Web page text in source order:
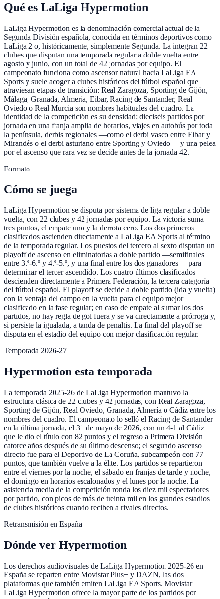
Qué es LaLiga Hypermotion
LaLiga Hypermotion es la denominación comercial actual de la
Segunda División española, conocida en términos deportivos como
LaLiga 2 o, históricamente, simplemente Segunda. La integran 22
clubes que disputan una temporada regular a doble vuelta entre
agosto y junio, con un total de 42 jornadas por equipo. El
campeonato funciona como ascensor natural hacia LaLiga EA
Sports y suele acoger a clubes históricos del fútbol español que
atraviesan etapas de transición: Real Zaragoza, Sporting de Gijón,
Málaga, Granada, Almería, Eibar, Racing de Santander, Real
Oviedo o Real Murcia son nombres habituales del cuadro. La
identidad de la competición es su densidad: dieciséis partidos por
jornada en una franja amplia de horarios, viajes en autobús por toda
la península, derbis regionales —como el derbi vasco entre Eibar y
Mirandés o el derbi asturiano entre Sporting y Oviedo— y una pelea
por el ascenso que rara vez se decide antes de la jornada 42.
Formato
Cómo se juega
LaLiga Hypermotion se disputa por sistema de liga regular a doble
vuelta, con 22 clubes y 42 jornadas por equipo. La victoria suma
tres puntos, el empate uno y la derrota cero. Los dos primeros
clasificados ascienden directamente a LaLiga EA Sports al término
de la temporada regular. Los puestos del tercero al sexto disputan un
playoff de ascenso en eliminatorias a doble partido —semifinales
entre 3.º-6.º y 4.º-5.º, y una final entre los dos ganadores— para
determinar el tercer ascendido. Los cuatro últimos clasificados
descienden directamente a Primera Federación, la tercera categoría
del fútbol español. El playoff se decide a doble partido (ida y vuelta)
con la ventaja del campo en la vuelta para el equipo mejor
clasificado en la fase regular; en caso de empate al sumar los dos
partidos, no hay regla de gol fuera y se va directamente a prórroga y,
si persiste la igualada, a tanda de penaltis. La final del playoff se
disputa en el estadio del equipo con mejor clasificación regular.
Temporada 2026-27
Hypermotion esta temporada
La temporada 2025-26 de LaLiga Hypermotion mantuvo la
estructura clásica de 22 clubes y 42 jornadas, con Real Zaragoza,
Sporting de Gijón, Real Oviedo, Granada, Almería o Cádiz entre los
nombres del cuadro. El campeonato lo selló el Racing de Santander
en la última jornada, el 31 de mayo de 2026, con un 4-1 al Cádiz
que le dio el título con 82 puntos y el regreso a Primera División
catorce años después de su último descenso; el segundo ascenso
directo fue para el Deportivo de La Coruña, subcampeón con 77
puntos, que también vuelve a la élite. Los partidos se repartieron
entre el viernes por la noche, el sábado en franjas de tarde y noche,
el domingo en horarios escalonados y el lunes por la noche. La
asistencia media de la competición ronda los diez mil espectadores
por partido, con picos de más de treinta mil en los grandes estadios
de clubes históricos cuando reciben a rivales directos.
Retransmisión en España
Dónde ver Hypermotion
Los derechos audiovisuales de LaLiga Hypermotion 2025-26 en
España se reparten entre Movistar Plus+ y DAZN, las dos
plataformas que también emiten LaLiga EA Sports. Movistar
LaLiga Hypermotion ofrece la mayor parte de los partidos por